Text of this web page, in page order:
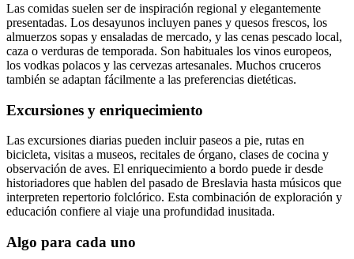
Las comidas suelen ser de inspiración regional y elegantemente
presentadas. Los desayunos incluyen panes y quesos frescos, los
almuerzos sopas y ensaladas de mercado, y las cenas pescado local,
caza o verduras de temporada. Son habituales los vinos europeos,
los vodkas polacos y las cervezas artesanales. Muchos cruceros
también se adaptan fácilmente a las preferencias dietéticas.
Excursiones y enriquecimiento
Las excursiones diarias pueden incluir paseos a pie, rutas en
bicicleta, visitas a museos, recitales de órgano, clases de cocina y
observación de aves. El enriquecimiento a bordo puede ir desde
historiadores que hablen del pasado de Breslavia hasta músicos que
interpreten repertorio folclórico. Esta combinación de exploración y
educación confiere al viaje una profundidad inusitada.
Algo para cada uno